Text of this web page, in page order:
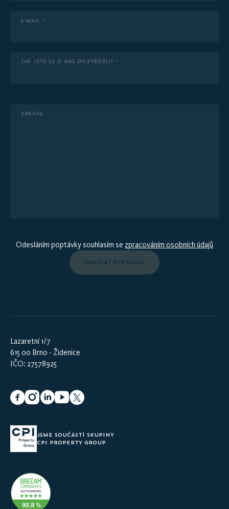
E-MAIL *
JAK JSTE SE O NÁS DOZVĚDĚLI? *
ZPRÁVA
ODESLAT POPTÁVKU
Odesláním poptávky souhlasím se zpracováním osobních údajů
Lazaretní 1/7
615 00 Brno - Židenice
IČO: 27578925
JSME SOUČÁSTÍ SKUPINY
CPI PROPERTY GROUP